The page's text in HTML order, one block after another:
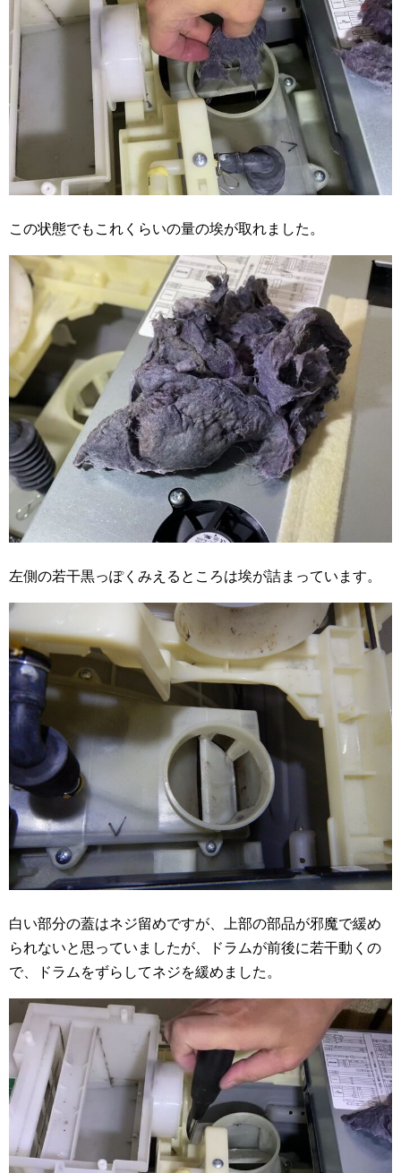
この状態でもこれくらいの量の埃が取れました。
左側の若干黒っぽくみえるところは埃が詰まっています。
白い部分の蓋はネジ留めですが、上部の部品が邪魔で緩め
られないと思っていましたが、ドラムが前後に若干動くの
で、ドラムをずらしてネジを緩めました。